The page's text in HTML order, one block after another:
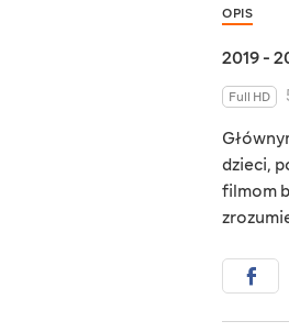
OPIS
2019 -
Full HD
dzieci,
filmom